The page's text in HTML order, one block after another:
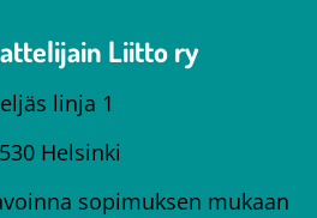
Liitto ry
linja 1
Helsinki
sopimuksen mukaan